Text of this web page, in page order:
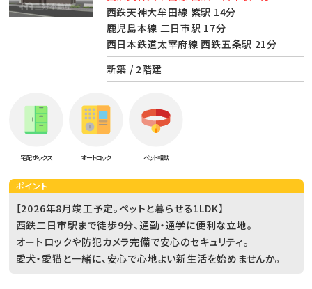
西鉄天神大牟田線 紫駅 14分
鹿児島本線 二日市駅 17分
西日本鉄道太宰府線 西鉄五条駅 21分
新築 / 2階建
宅配ボックス オートロック ペット相談
ポイント
【2026年8月竣工予定。ペットと暮らせる1LDK】
西鉄二日市駅まで徒歩9分、通勤・通学に便利な立地。
オートロックや防犯カメラ完備で安心のセキュリティ。
愛犬・愛猫と一緒に、安心で心地よい新生活を始めませんか。